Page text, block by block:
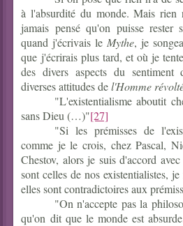
à l'absurdité du monde. Mais rien
jamais pensé qu'on puisse rester
quand j'écrivais le Mythe, je
que j'écrirais plus tard, et où je
des divers aspects du
diverses attitudes del'Homme
"L'existentialisme aboutit
sans Dieu (…)"[27]
"Si les prémisses de
comme je le crois, chez Pascal,
Chestov, alors je suis d'accord
sont celles de nos existentialistes,
elles sont contradictoires aux
"On n'accepte pas la
qu'on dit que le monde est